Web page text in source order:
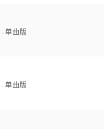
· 单曲版
· 单曲版